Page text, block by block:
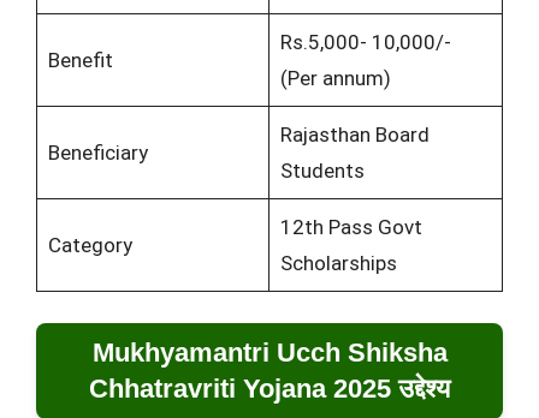
Benefit
Rs.5,000- 10,000/-
(Per annum)
Beneficiary
Rajasthan Board
Students
Category
12th Pass Govt
Scholarships
Mukhyamantri Ucch Shiksha
Chhatravriti Yojana 2025 उद्देश्य